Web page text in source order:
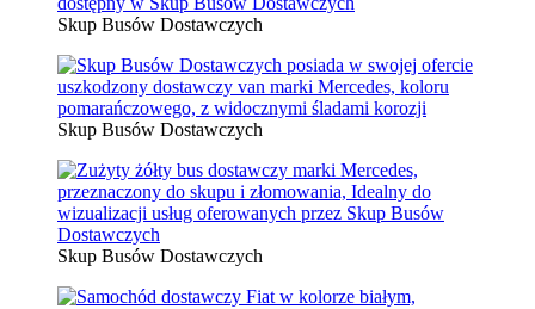
Skup Busów Dostawczych
Skup Busów Dostawczych
Skup Busów Dostawczych